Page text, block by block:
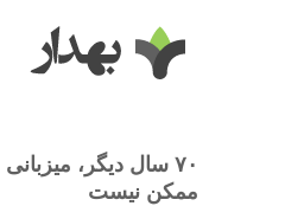
۷۰ سال دیگر،
ممکن نیست